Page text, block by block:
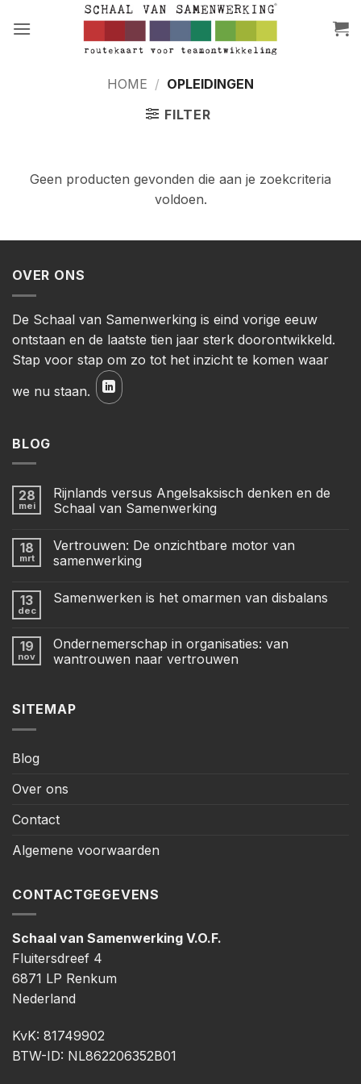
naar
HOME / OPLEIDINGEN
FILTER
Geen producten gevonden die aan je zoekcriteria
voldoen.
OVER ONS
De Schaal van Samenwerking is eind vorige eeuw
ontstaan en de laatste tien jaar sterk doorontwikkeld.
Stap voor stap om zo tot het inzicht te komen waar
we nu staan.
BLOG
28
mei
Rijnlands versus Angelsaksisch denken en de
Schaal van Samenwerking
18
mrt
Vertrouwen: De onzichtbare motor van
samenwerking
13
dec
Samenwerken is het omarmen van disbalans
19
nov
Ondernemerschap in organisaties: van
wantrouwen naar vertrouwen
SITEMAP
Blog
Over ons
Contact
Algemene voorwaarden
CONTACTGEGEVENS
Schaal van Samenwerking V.O.F.
Fluitersdreef 4
6871 LP Renkum
Nederland
KvK: 81749902
BTW-ID: NL862206352B01